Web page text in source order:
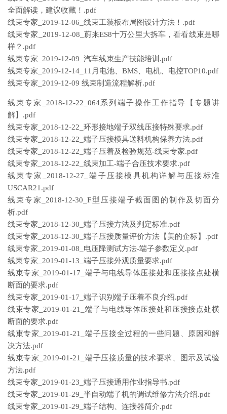
全面解读，建议收藏！.pdf
线束专家_2019-12-06_线束工装板布局图设计方法！.pdf
线束专家_2019-12-08_蔚来ES8十万公里大拆车，看看线束是哪
样？.pdf
线束专家_2019-12-09_汽车线束生产技能培训.pdf
线束专家_2019-12-14_11月电池、BMS、电机、电控TOP10.pdf
线束专家_2019-12-09 线束制造流程解析.pdf
线束专家_2018-12-22_064系列端子操作工作指导【专题讲
解】.pdf
线束专家_2018-12-22_环形接地端子双线压接特殊要求.pdf
线束专家_2018-12-22_端子压接模具送料机构保养方法.pdf
线束专家_2018-12-22_端子压着及检验规范-线束专家.pdf
线束专家_2018-12-22_线束加工-端子合压技术要求.pdf
线束专家_2018-12-27_端子压接模具机构详解与压接标准
USCAR21.pdf
线束专家_2018-12-30_F型压接端子截面图的制作及切面分
析.pdf
线束专家_2018-12-30_端子压接方法及判定标准.pdf
线束专家_2018-12-30_端子压接质量评价方法【美的企标】.pdf
线束专家_2019-01-08_电压降测试方法-端子参数定义.pdf
线束专家_2019-01-13_端子压接外观质量要求.pdf
线束专家_2019-01-17_端子与电线导体压接处和压接接点处横
断面的要求.pdf
线束专家_2019-01-17_端子识别端子压着不良介绍.pdf
线束专家_2019-01-21_端子与电线导体压接处和压接接点处横
断面的要求.pdf
线束专家_2019-01-21_端子压接全过程的一些问题、原因和解
决方法.pdf
线束专家_2019-01-21_端子压接质量的技术要求、图示及试验
方法.pdf
线束专家_2019-01-23_端子压接通用作业指导书.pdf
线束专家_2019-01-29_半自动端子机的调试维修方法介绍.pdf
线束专家_2019-01-29_端子结构、连接器简介.pdf